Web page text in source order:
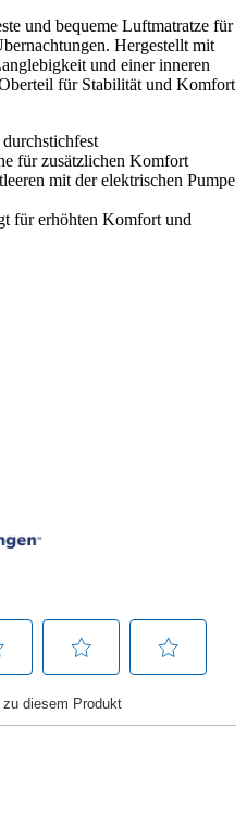
und bequeme Luftmatratze für
Hergestellt mit
und einer inneren
für Stabilität und Komfort
für zusätzlichen Komfort
mit der elektrischen Pumpe
für erhöhten Komfort und